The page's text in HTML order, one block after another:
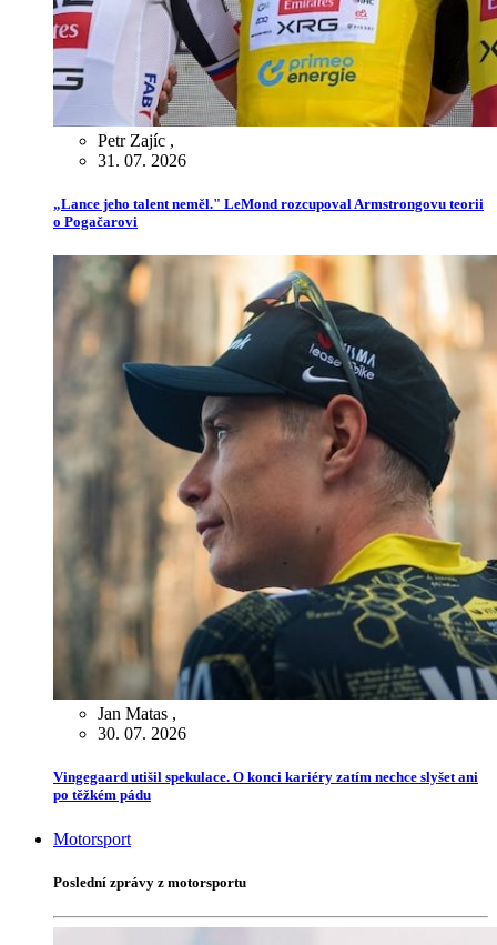
Petr Zajíc ,
31. 07. 2026
„Lance jeho talent neměl." LeMond rozcupoval Armstrongovu teorii
o Pogačarovi
Jan Matas ,
30. 07. 2026
Vingegaard utišil spekulace. O konci kariéry zatím nechce slyšet ani
po těžkém pádu
Motorsport
Poslední zprávy z motorsportu